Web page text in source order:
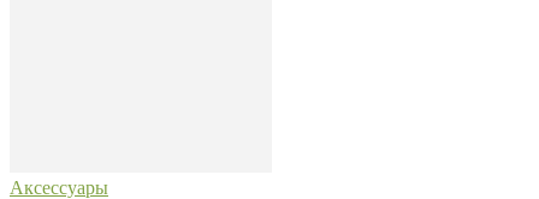
Аксессуары